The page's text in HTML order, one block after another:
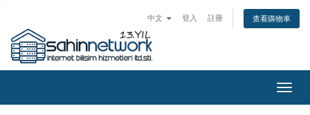
中文 登入 註冊 查看購物車
切
換